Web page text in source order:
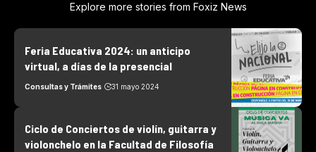
Explore more stories from Foxiz News
Feria Educativa 2024: un anticipo
virtual, a días de la presencial
Consultas y Trámites 31 mayo 2024
Ciclo de Conciertos de violín, guitarra y
violonchelo en la Facultad de Filosofía